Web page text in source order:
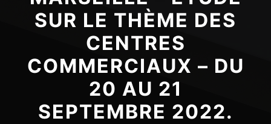
SUR LE THÈME DES
CENTRES
COMMERCIAUX – DU
20 AU 21
SEPTEMBRE 2022.